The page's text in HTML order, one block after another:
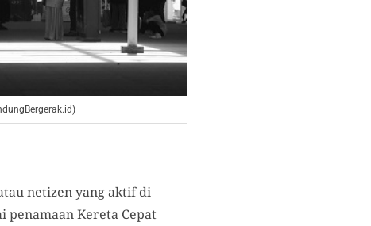
netizen yang aktif di
penamaan Kereta Cepat